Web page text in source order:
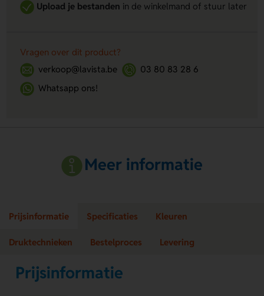
Upload je bestanden in de winkelmand of stuur later
Vragen over dit product?
verkoop@lavista.be
03 80 83 28 6
Whatsapp ons!
Meer informatie
Prijsinformatie Specificaties Kleuren
Druktechnieken Bestelproces Levering
Prijsinformatie